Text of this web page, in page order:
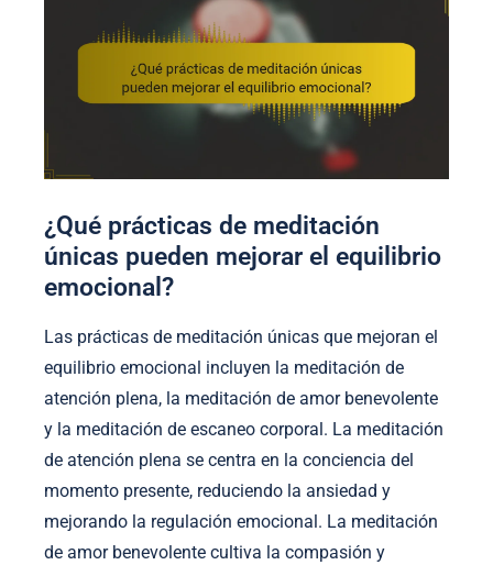
¿Qué prácticas de meditación
únicas pueden mejorar el equilibrio
emocional?
Las prácticas de meditación únicas que mejoran el
equilibrio emocional incluyen la meditación de
atención plena, la meditación de amor benevolente
y la meditación de escaneo corporal. La meditación
de atención plena se centra en la conciencia del
momento presente, reduciendo la ansiedad y
mejorando la regulación emocional. La meditación
de amor benevolente cultiva la compasión y